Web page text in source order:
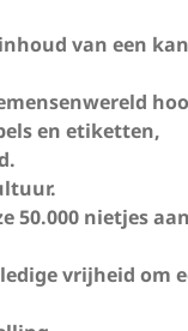
van een
en etiketten,
50.000 nietjes
vrijheid om